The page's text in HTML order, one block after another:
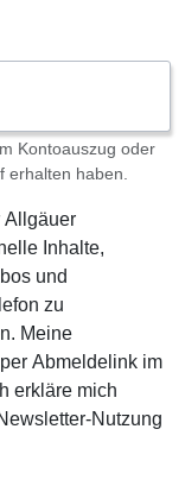
Kontoauszug oder
erhalten haben.
Allgäuer
Inhalte,
und
zu
Meine
Abmeldelink im
erkläre mich
Nutzung